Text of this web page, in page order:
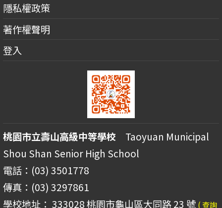
隱私權政策
著作權聲明
登入
桃園市立壽山高級中等學校 Taoyuan Municipal
Shou Shan Senior High School
電話：(03) 3501778
傳真：(03) 3297861
學校地址： 333028 桃園市龜山區大同路 23 號 ( 查詢